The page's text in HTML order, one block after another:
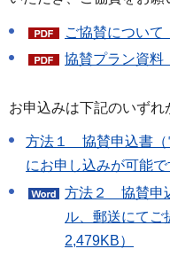
ご協賛について
協賛プラン資料
お申込みは下記のいずれ
方法１＿協賛申込書
にお申し込みが可能
方法２＿協賛
ル、郵送にてご
2,479KB）